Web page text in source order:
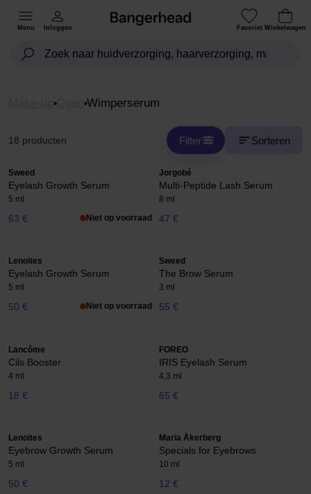
Menu Inloggen Favoriet Winkelwagen
Ogen Wimperserum
18 producten Filter Sorteren
Sweed
Eyelash Growth Serum
5 ml
63 € Niet op voorraad
Jorgobé
Multi-Peptide Lash Serum
8 ml
47 €
Lenoites
Eyelash Growth Serum
5 ml
50 € Niet op voorraad
Sweed
The Brow Serum
3 ml
55 €
Lancôme
Cils Booster
4 ml
18 €
FOREO
IRIS Eyelash Serum
4,3 ml
65 €
Lenoites
Eyebrow Growth Serum
5 ml
50 €
Maria Åkerberg
Specials for Eyebrows
10 ml
12 €